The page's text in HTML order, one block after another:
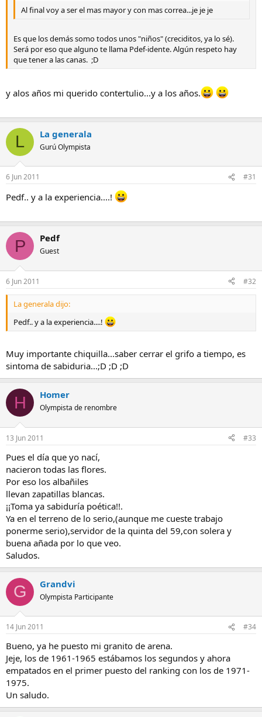
Al final voy a ser el mas mayor y con mas correa...je je je
Es que los demás somo todos unos "niños" (creciditos, ya lo sé).
Será por eso que alguno te llama Pdef-idente. Algún respeto hay
que tener a las canas. ;D
y alos años mi querido contertulio...y a los años.
L La generala
Gurú Olympista
6 Jun 2011 #31
Pedf.. y a la experiencia....!
P Pedf
Guest
6 Jun 2011 #32
La generala dijo:
Pedf.. y a la experiencia....!
Muy importante chiquilla...saber cerrar el grifo a tiempo, es
sintoma de sabiduria...;D ;D ;D
H Homer
Olympista de renombre
13 Jun 2011 #33
Pues el día que yo nací,
nacieron todas las flores.
Por eso los albañiles
llevan zapatillas blancas.
¡¡Toma ya sabiduría poética!!.
Ya en el terreno de lo serio,(aunque me cueste trabajo
ponerme serio),servidor de la quinta del 59,con solera y
buena añada por lo que veo.
Saludos.
G Grandvi
Olympista Participante
14 Jun 2011 #34
Bueno, ya he puesto mi granito de arena.
Jeje, los de 1961-1965 estábamos los segundos y ahora
empatados en el primer puesto del ranking con los de 1971-
1975.
Un saludo.